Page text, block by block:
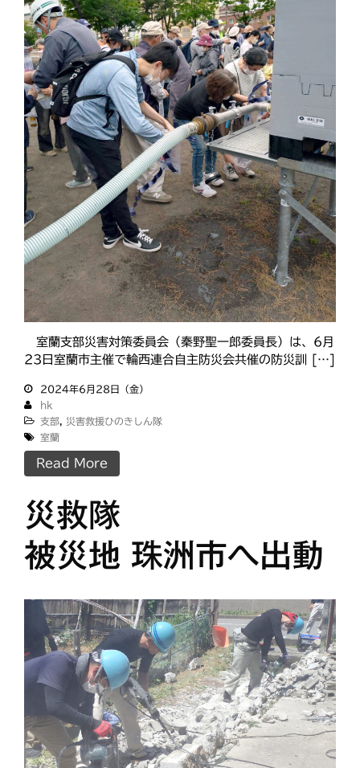
室蘭支部災害対策委員会（秦野聖一郎委員長）は、6月
23日室蘭市主催で輪西連合自主防災会共催の防災訓 […]
2024年6月28日（金）
hk
支部
災害救援ひのきしん隊
室蘭
Read More
災救隊
被災地 珠洲市へ出動